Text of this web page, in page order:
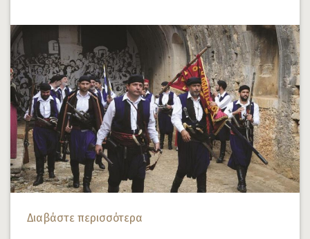
Διαβάστε περισσότερα